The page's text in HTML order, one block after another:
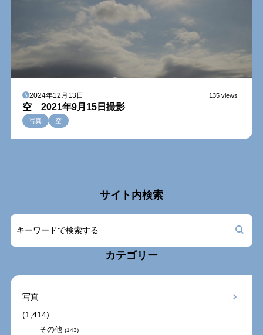
2024年12月13日 135 views
空 2021年9月15日撮影
写真 空
サイト内検索
カテゴリー
写真
(1,414)
その他 (143)